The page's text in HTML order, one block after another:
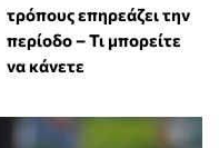
τρόπους επηρεάζει την
περίοδο – Τι μπορείτε
να κάνετε